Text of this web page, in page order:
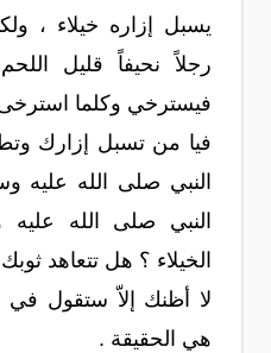
يسبل إزاره خيلاء ،
رجلاً نحيفاً قليل
فيسترخي وكلما
فيا من تسبل إزارك
النبي صلى الله عليه
النبي صلى الله
الخيلاء ؟ هل تتعاهد
لا أظنك إلاّ ستقول
هي الحقيقة .